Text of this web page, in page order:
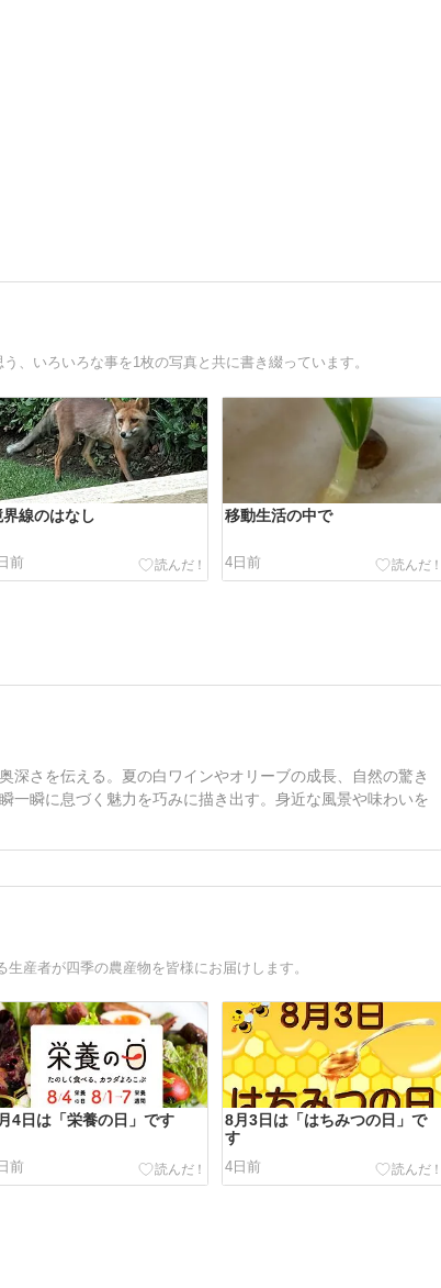
、いろいろな事を1枚の写真と共に書き綴っています。
界線のはなし
前
移動生活の中で
4日前
深さを伝える。夏の白ワインやオリーブの成長、自然の驚き
一瞬に息づく魅力を巧みに描き出す。身近な風景や味わいを
産者が四季の農産物を皆様にお届けします。
4日は「栄養の日」です
前
8月3日は「はちみつの日」で
す
4日前